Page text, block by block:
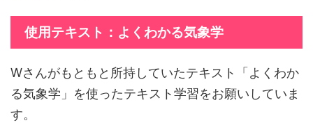
使用テキスト：よくわかる気象学
Wさんがもともと所持していたテキスト「よくわか
る気象学」を使ったテキスト学習をお願いしていま
す。